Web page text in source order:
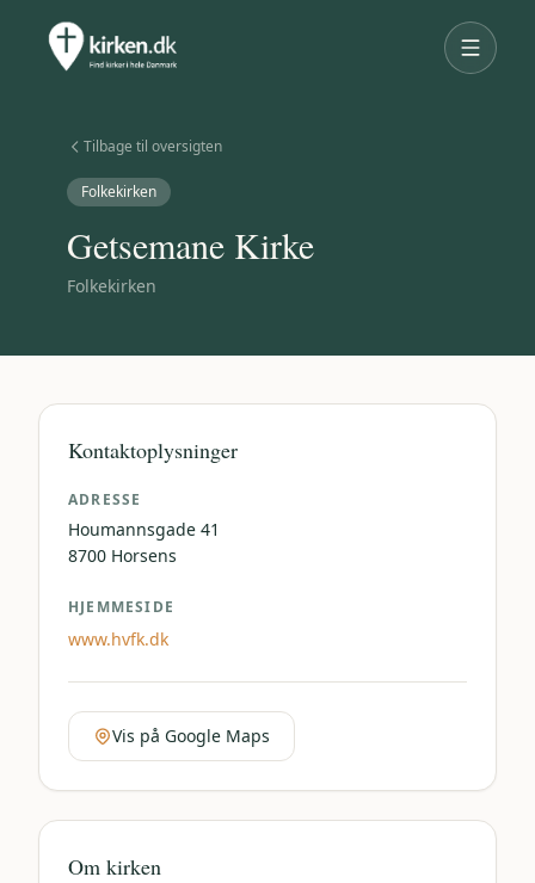
Tilbage til oversigten
Folkekirken
Getsemane Kirke
Folkekirken
Kontaktoplysninger
ADRESSE
Houmannsgade 41
8700 Horsens
HJEMMESIDE
www.hvfk.dk
Vis på Google Maps
Om kirken